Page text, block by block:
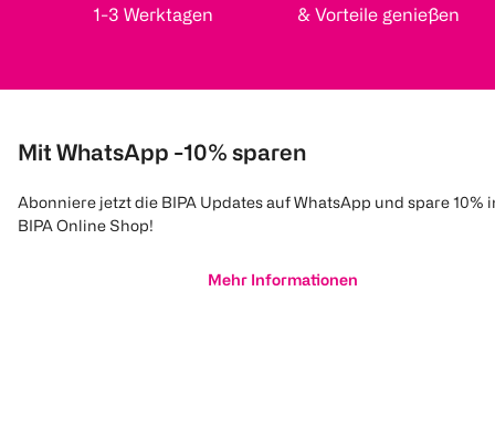
1-3 Werktagen
& Vorteile genießen
Mit WhatsApp -10% sparen
Abonniere jetzt die BIPA Updates auf WhatsApp und spare 10%
BIPA Online Shop!
Mehr Informationen